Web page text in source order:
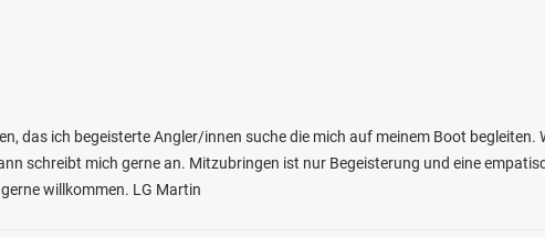
das ich begeisterte Angler/innen suche die mich auf meinem Boot begleiten.
schreibt mich gerne an. Mitzubringen ist nur Begeisterung und eine
willkommen. LG Martin